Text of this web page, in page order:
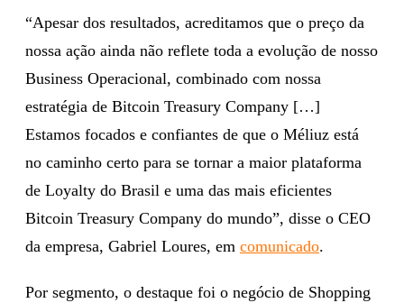
“Apesar dos resultados, acreditamos que o preço da
nossa ação ainda não reflete toda a evolução de nosso
Business Operacional, combinado com nossa
estratégia de Bitcoin Treasury Company […]
Estamos focados e confiantes de que o Méliuz está
no caminho certo para se tornar a maior plataforma
de Loyalty do Brasil e uma das mais eficientes
Bitcoin Treasury Company do mundo”, disse o CEO
da empresa, Gabriel Loures, em comunicado.
Por segmento, o destaque foi o negócio de Shopping